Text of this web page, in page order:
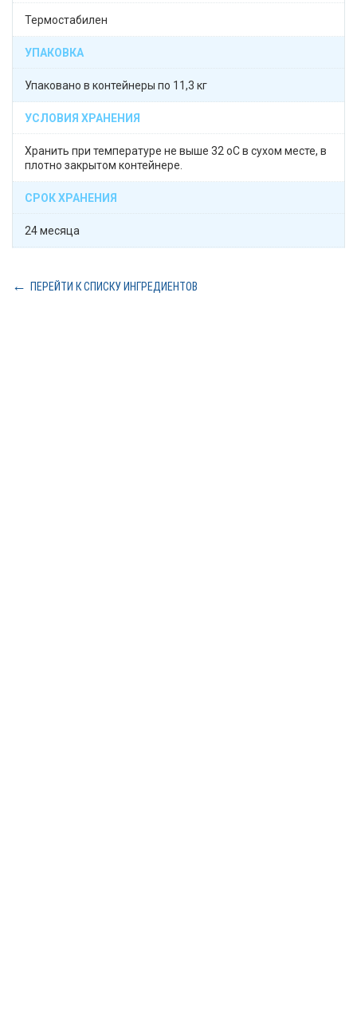
Термостабилен
УПАКОВКА
Упаковано в контейнеры по 11,3 кг
УСЛОВИЯ ХРАНЕНИЯ
Хранить при температуре не выше 32 oС в сухом месте, в
плотно закрытом контейнере.
СРОК ХРАНЕНИЯ
24 месяца
ПЕРЕЙТИ К СПИСКУ ИНГРЕДИЕНТОВ